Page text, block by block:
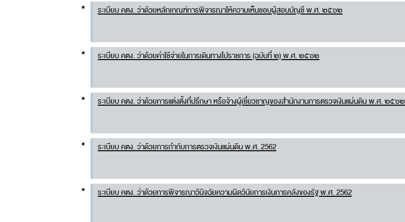
ระเบียบ คตง. ว่าด้วยหลักเกณฑ์การพิจารณาให้ความเห็นชอบผู้สอบบัญชี พ.ศ. ๒๕๖๒
ระเบียบ คตง. ว่าด้วยค่าใช้จ่ายในการเดินทางไปราชการ (ฉบับที่ ๒) พ.ศ. ๒๕๖๒
ระเบียบ คตง. ว่าด้วยการแต่งตั้งที่ปรึกษา หรือจ้างผู้เชี่ยวชาญของสำนักงานการตรวจเงินแผ่นดิน พ.ศ. ๒๕๖๒
ระเบียบ คตง. ว่าด้วยการกำกับการตรวจเงินแผ่นดิน พ.ศ. 2562
ระเบียบ คตง. ว่าด้วยการพิจารณาวินิจฉัยความผิดวินัยการเงินการคลังของรัฐ พ.ศ. 2562
Pages